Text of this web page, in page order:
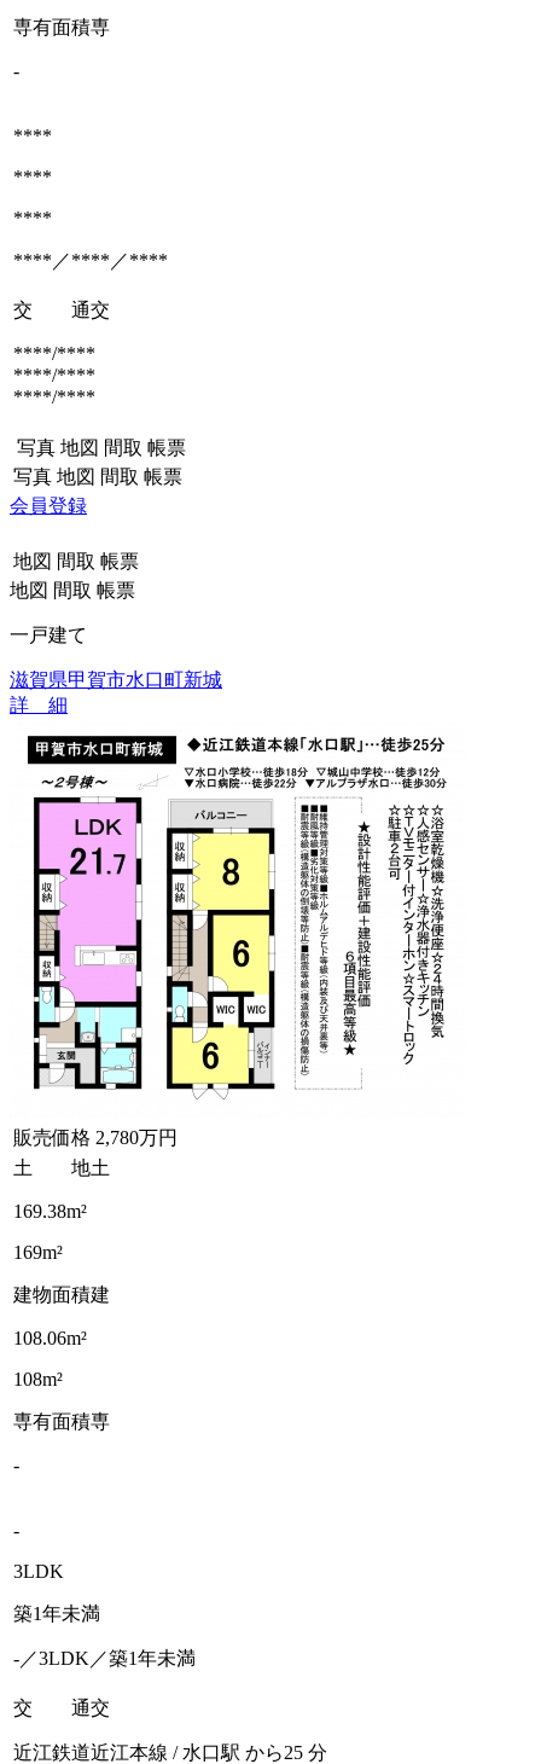
専有面積専
-
****
****
****
****／****／****
交 通交
****/****
****/****
****/****
写真 地図 間取 帳票
写真 地図 間取 帳票
会員登録
地図 間取 帳票
地図 間取 帳票
一戸建て
滋賀県甲賀市水口町新城
詳 細
販売価格 2,780万円
土 地土
169.38m²
169m²
建物面積建
108.06m²
108m²
専有面積専
-
-
3LDK
築1年未満
-／3LDK／築1年未満
交 通交
近江鉄道近江本線 / 水口駅 から25 分